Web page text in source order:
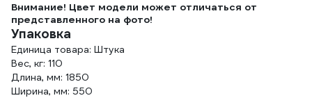
Внимание! Цвет модели может отличаться от
представленного на фото!
Упаковка
Единица товара: Штука
Вес, кг: 110
Длина, мм: 1850
Ширина, мм: 550